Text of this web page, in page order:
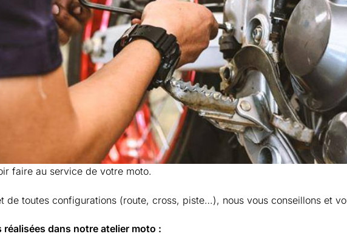
faire au service de votre moto.
de toutes configurations (route, cross, piste…), nous vous conseillons et
dans notre atelier moto :